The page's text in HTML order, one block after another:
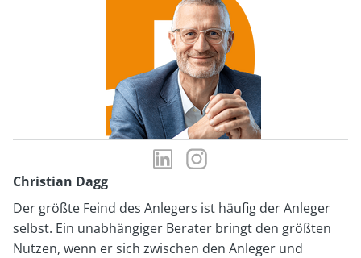
LinkedIn-
Profil
Christian
Dagg
Christian
Dagg
Christian Dagg
Der größte Feind des Anlegers ist häufig der Anleger
selbst. Ein unabhängiger Berater bringt den größten
Nutzen, wenn er sich zwischen den Anleger und